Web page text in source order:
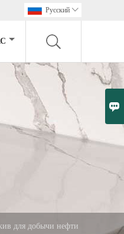

Pусский 
для добычи нефти